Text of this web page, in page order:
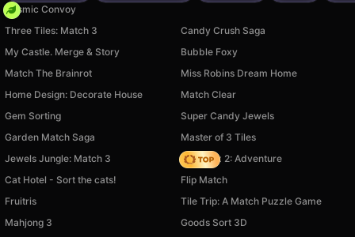
Cosmic Convoy
Three Tiles: Match 3
Candy Crush Saga
My Castle. Merge & Story
Bubble Foxy
Match The Brainrot
Miss Robins Dream Home
Home Design: Decorate House
Match Clear
Gem Sorting
Super Candy Jewels
Garden Match Saga
Master of 3 Tiles
Jewels Jungle: Match 3
Vega Mix 2: Adventure
Cat Hotel - Sort the cats!
Flip Match
Fruitris
Tile Trip: A Match Puzzle Game
Mahjong 3
Goods Sort 3D